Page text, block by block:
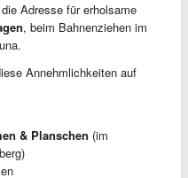
Adresse für erholsame
, beim Bahnenziehen im
Annehmlichkeiten auf
& Planschen (im